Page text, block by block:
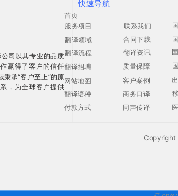
首页
服务项目
翻译领域
网站地图
付款方式
合同下载
质量保障
翻译语种
翻译招聘
翻译流程
客户案例
翻译资讯
联系我们
商务口译
同声传译
司以其专业的品质
赢得了客户的信任
承“客户至上”的原
，为全球客户提供
快速导航